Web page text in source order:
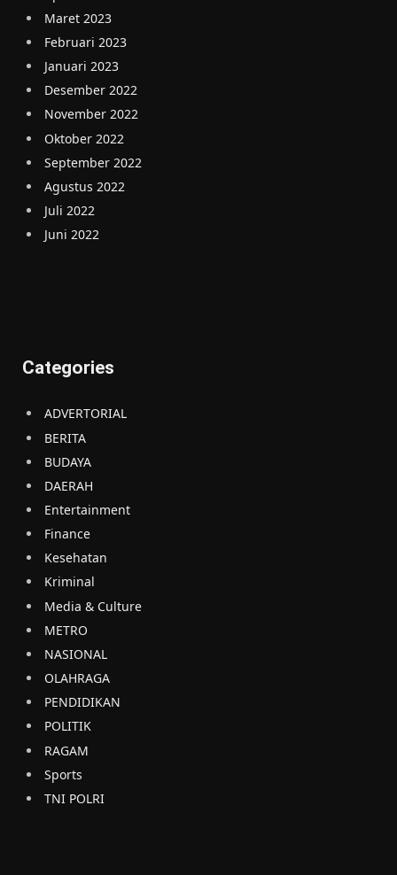
Maret 2023
Februari 2023
Januari 2023
Desember 2022
November 2022
Oktober 2022
September 2022
Agustus 2022
Juli 2022
Juni 2022
Categories
ADVERTORIAL
BERITA
BUDAYA
DAERAH
Entertainment
Finance
Kesehatan
Kriminal
Media & Culture
METRO
NASIONAL
OLAHRAGA
PENDIDIKAN
POLITIK
RAGAM
Sports
TNI POLRI